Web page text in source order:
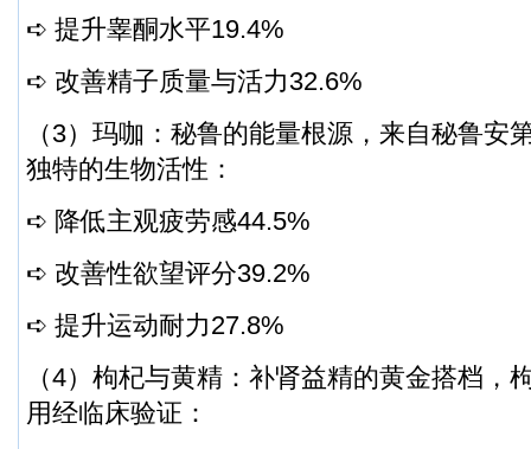
➪ 提升睾酮水平19.4%
➪ 改善精子质量与活力32.6%
（3）玛咖：秘鲁的能量根源，来自秘鲁安
独特的生物活性：
➪ 降低主观疲劳感44.5%
➪ 改善性欲望评分39.2%
➪ 提升运动耐力27.8%
（4）枸杞与黄精：补肾益精的黄金搭档，
用经临床验证：